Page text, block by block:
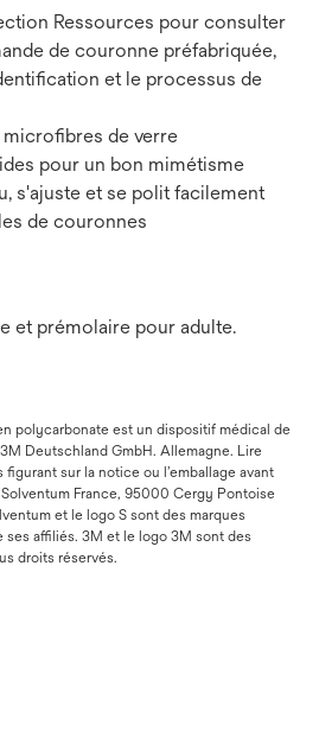
Ressources pour consulter
de couronne préfabriquée,
et le processus de
microfibres de verre
pour un bon mimétisme
s'ajuste et se polit facilement
de couronnes
et prémolaire pour adulte.
polycarbonate est un dispositif médical de
Deutschland GmbH. Allemagne. Lire
sur la notice ou l’emballage avant
France, 95000 Cergy Pontoise
et le logo S sont des marques
ses affiliés. 3M et le logo 3M sont des
droits réservés.